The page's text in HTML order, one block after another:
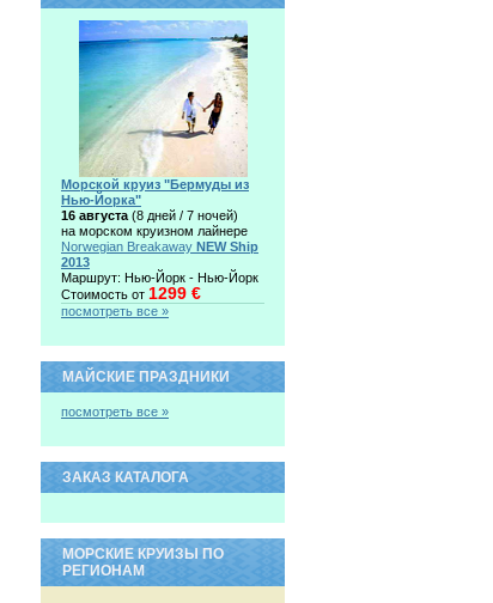
Морской круиз "Бермуды из
Нью-Йорка"
16 августа (8 дней / 7 ночей)
на морском круизном лайнере
Norwegian Breakaway NEW Ship
2013
Маршрут: Нью-Йорк - Нью-Йорк
Стоимость от 1299 €
посмотреть все »
МАЙСКИЕ ПРАЗДНИКИ
посмотреть все »
ЗАКАЗ КАТАЛОГА
МОРСКИЕ КРУИЗЫ ПО
РЕГИОНАМ